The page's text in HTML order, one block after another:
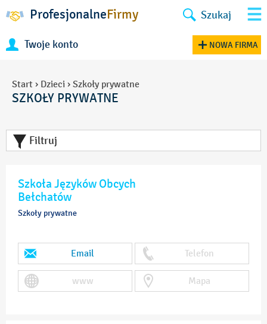
ProfesjonalneFirmy Szukaj
Twoje konto NOWA FIRMA
Start › Dzieci › Szkoły prywatne
SZKOŁY PRYWATNE
Filtruj
Szkoła Języków Obcych
Bełchatów
Szkoły prywatne
Email Telefon
www Mapa